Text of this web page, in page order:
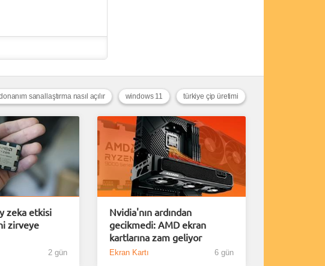
türkiye çip üretimi
windows 11
sanallaştırma nasıl açılır
zeka etkisi
zirveye
2 gün
Nvidia'nın ardından
gecikmedi: AMD ekran
kartlarına zam geliyor
Ekran Kartı 6 gün